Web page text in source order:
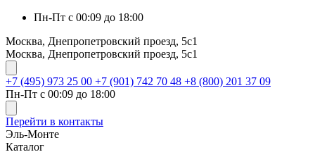
Пн-Пт с 00:09 до 18:00
Москва, Днепропетровский проезд, 5с1
Москва, Днепропетровский проезд, 5с1
+7 (495) 973 25 00 +7 (901) 742 70 48 +8 (800) 201 37 09
Пн-Пт с 00:09 до 18:00
Перейти в контакты
Эль-Монте
Каталог